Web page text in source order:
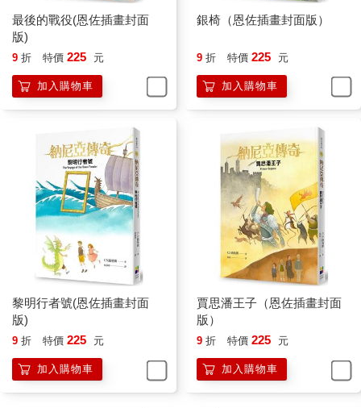
面上有人正划槳朝我划過來似的，接著又響起一聲微弱的哭聲。
沒過多久，潮水就把一艘小船沖到了岸邊，船上只有一個餓成皮
包骨的男人屍體，好像才剛死沒多久（因為屍體摸起來還溫溫
的），另外還有一個空水壺，和一個活生生的小孩。『想也知
道，』我心裡暗忖，『這些不幸的人是從一艘撞毀的大船上逃出
來的，但由於神明的旨意，大人為了保全孩子的性命，只得讓自
己挨餓，最後終於在看到陸地的那一刻氣絕身亡。』於是我又想
到，扶弱濟貧的人必然能夠得到神明的獎賞，同時我也不禁動了
惻隱之心（您的僕人心腸軟得很哪）……」
「得了，少在那邊多說廢話，往自己臉上貼金了，」大公硬生生
打斷他的話，「我知道你後來把孩子抱回家—不過誰都可以看
出，他為你做的苦工，至少可以抵得上十倍的養育費用。快點告
訴我，到底要多少錢才肯賣掉他，我已經懶得再聽你囉嗦了。」
「大人真是明察秋毫呀，」厄西西答道，「看得出這孩子把我伺
候得無微不至，他對我來說可真是個無價之寶哩。所以呢，我們
在談價碼的時候，得把這一點也列入考慮。因為我若是賣掉這個
作。」
「我出十五枚新月幣。」大公說。
「十五！」厄西西用一種半是哭泣、半是尖叫的聲音喊道，「十
五！用這麼點兒錢，就想買走我的心肝寶貝，我老了以後還指望
靠他養哩！就算你是個『大公』，也不能這樣欺負我這個灰鬍子
老頭啊。我要七十。」
最後的戰役(恩佐插畫封面
版)
9 折 特價 225 元
加入購物車
銀椅（恩佐插畫封面版）
9 折 特價 225 元
加入購物車
黎明行者號(恩佐插畫封面
版)
9 折 特價 225 元
加入購物車
賈思潘王子（恩佐插畫封面
版）
9 折 特價 225 元
加入購物車